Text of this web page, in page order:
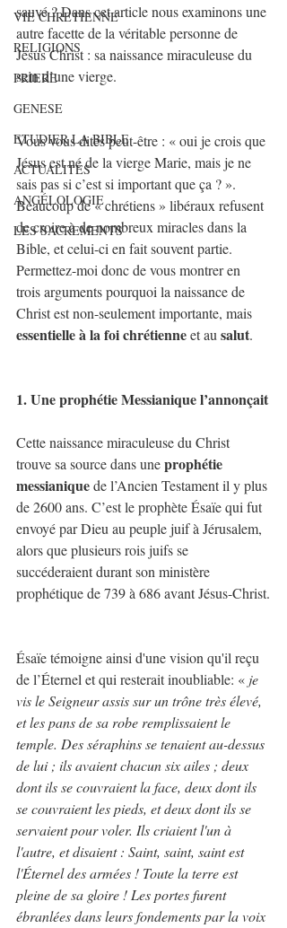
VIE CHRETIENNE
RELIGIONS
PRIERE
GENESE
ETUDIER LA BIBLE
ACTUALITÉS
ANGÉLOLOGIE
LES SACREMENTS
sauvé ? Dans cet article nous examinons une
autre facette de la véritable personne de
Jésus Christ : sa naissance miraculeuse du
sein d’une vierge.
Vous vous dites peut-être : « oui je crois que
Jésus est né de la vierge Marie, mais je ne
sais pas si c’est si important que ça ? ».
Beaucoup de « chrétiens » libéraux refusent
de croire à de nombreux miracles dans la
Bible, et celui-ci en fait souvent partie.
Permettez-moi donc de vous montrer en
trois arguments pourquoi la naissance de
Christ est non-seulement importante, mais
essentielle à la foi chrétienne et au salut.
1. Une prophétie Messianique l’annonçait
Cette naissance miraculeuse du Christ
trouve sa source dans une prophétie
messianique de l’Ancien Testament il y plus
de 2600 ans. C’est le prophète Ésaïe qui fut
envoyé par Dieu au peuple juif à Jérusalem,
alors que plusieurs rois juifs se
succéderaient durant son ministère
prophétique de 739 à 686 avant Jésus-Christ.
Ésaïe témoigne ainsi d'une vision qu'il reçu
de l’Éternel et qui resterait inoubliable: « je
vis le Seigneur assis sur un trône très élevé,
et les pans de sa robe remplissaient le
temple. Des séraphins se tenaient au-dessus
de lui ; ils avaient chacun six ailes ; deux
dont ils se couvraient la face, deux dont ils
se couvraient les pieds, et deux dont ils se
servaient pour voler. Ils criaient l'un à
l'autre, et disaient : Saint, saint, saint est
l'Éternel des armées ! Toute la terre est
pleine de sa gloire ! Les portes furent
ébranlées dans leurs fondements par la voix